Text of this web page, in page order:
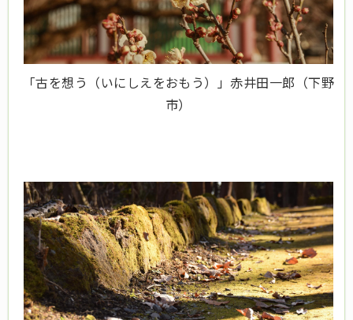
「古を想う（いにしえをおもう）」赤井田一郎（下野
市）